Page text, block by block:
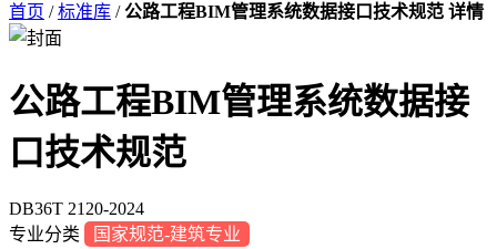
首页 / 标准库 / 公路工程BIM管理系统数据接口技术规范 详情
公路工程BIM管理系统数据接
口技术规范
DB36T 2120-2024
专业分类
国家规范-建筑专业